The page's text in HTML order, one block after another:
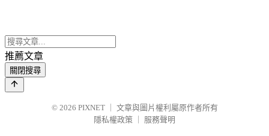
推薦文章
關閉搜尋
© 2026 PIXNET
文章與圖片權利屬原作者所有
隱私權政策
服務聲明